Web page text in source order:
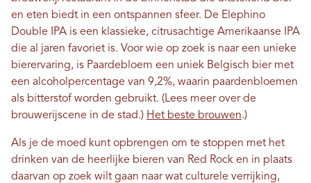
en eten biedt in een ontspannen sfeer. De Elephino
Double IPA is een klassieke, citrusachtige Amerikaanse IPA
die al jaren favoriet is. Voor wie op zoek is naar een unieke
bierervaring, is Paardebloem een ​​uniek Belgisch bier met
een alcoholpercentage van 9,2%, waarin paardenbloemen
als bitterstof worden gebruikt. (Lees meer over de
brouwerijscene in de stad.) Het beste brouwen.)
Als je de moed kunt opbrengen om te stoppen met het
drinken van de heerlijke bieren van Red Rock en in plaats
daarvan op zoek wilt gaan naar wat culturele verrijking,